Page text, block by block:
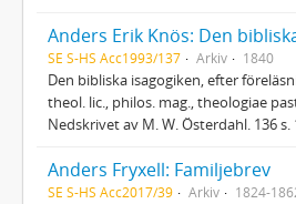
Anders Erik Knös: Den
SE S-HS Acc1993/137 Arkiv 1840
Den bibliska isagogiken, efter
theol. lic., philos. mag., theologiae
Nedskrivet av M. W. Österdahl. 136 s.
Anders Fryxell: Familjebrev
SE S-HS Acc2017/39 Arkiv 1824-